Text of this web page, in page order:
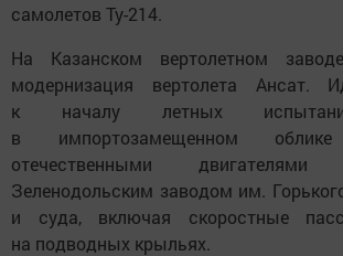
самолетов Ту-214.
На Казанском вертолетном
модернизация вертолета Ансат.
к началу летных
в импортозамещенном
отечественными
Зеленодольским заводом им.
и суда, включая скоростные
на подводных крыльях.